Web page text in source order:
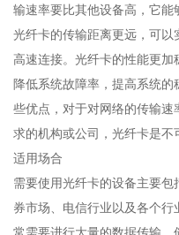
输速率要比其他设备高，它能
光纤卡的传输距离更远，可
高速连接。光纤卡的性能更
降低系统故障率，提高系统
些优点，对于对网络的传输
求的机构或公司，光纤卡是不
适用场合
需要使用光纤卡的设备主要
券市场、电信行业以及各个
常需要进行大量的数据传输